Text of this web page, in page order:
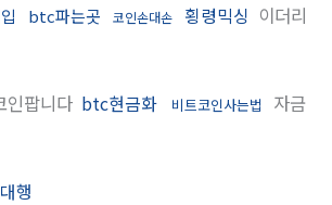
btc파는곳 코인손대손 횡령믹싱 이더리
인팝니다 btc현금화 비트코인사는법
자금
행